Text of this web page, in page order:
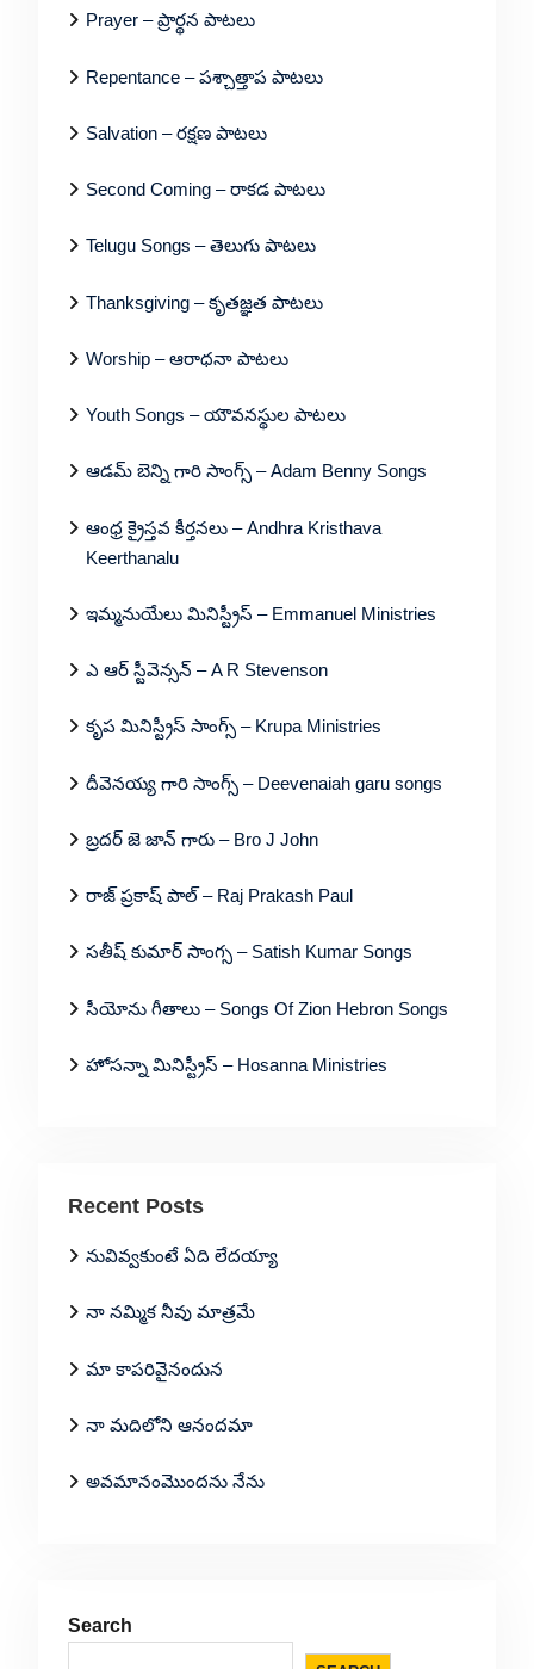
Prayer – ప్రార్థన పాటలు
Repentance – పశ్చాత్తాప పాటలు
Salvation – రక్షణ పాటలు
Second Coming – రాకడ పాటలు
Telugu Songs – తెలుగు పాటలు
Thanksgiving – కృతజ్ఞత పాటలు
Worship – ఆరాధనా పాటలు
Youth Songs – యౌవనస్థుల పాటలు
ఆడమ్ బెన్ని గారి సాంగ్స్ – Adam Benny Songs
ఆంధ్ర క్రైస్తవ కీర్తనలు – Andhra Kristhava
Keerthanalu
ఇమ్మనుయేలు మినిస్ట్రీస్ – Emmanuel Ministries
ఎ ఆర్ స్టీవెన్సన్ – A R Stevenson
కృప మినిస్ట్రీస్ సాంగ్స్ – Krupa Ministries
దీవెనయ్య గారి సాంగ్స్ – Deevenaiah garu songs
బ్రదర్ జె జాన్ గారు – Bro J John
రాజ్ ప్రకాష్ పాల్ – Raj Prakash Paul
సతీష్ కుమార్ సాంగ్స – Satish Kumar Songs
సీయోను గీతాలు – Songs Of Zion Hebron Songs
హోసన్నా మినిస్ట్రీస్ – Hosanna Ministries
Recent Posts
నువివ్వకుంటే ఏది లేదయ్యా
నా నమ్మిక నీవు మాత్రమే
మా కాపరివైనందున
నా మదిలోని ఆనందమా
అవమానంమొందను నేను
Search